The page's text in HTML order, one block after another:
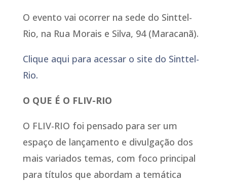
O evento vai ocorrer na sede do Sinttel-
Rio, na Rua Morais e Silva, 94 (Maracanã).
Clique aqui para acessar o site do Sinttel-
Rio.
O QUE É O FLIV-RIO
O FLIV-RIO foi pensado para ser um
espaço de lançamento e divulgação dos
mais variados temas, com foco principal
para títulos que abordam a temática